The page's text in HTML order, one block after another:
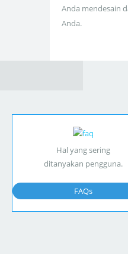
Anda mendesain
Anda.
Hal yang sering
ditanyakan pengguna.
FAQs